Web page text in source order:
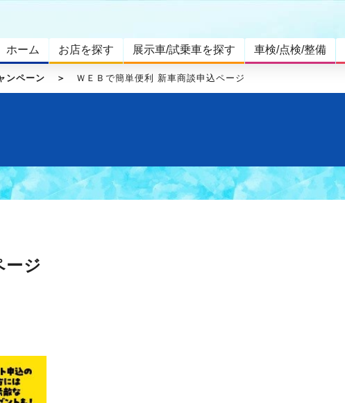
ホーム お店を探す 展示車/試乗車を探す 車検/点検/整備
ンペーン ＷＥＢで簡単便利 新車商談申込ページ
ージ